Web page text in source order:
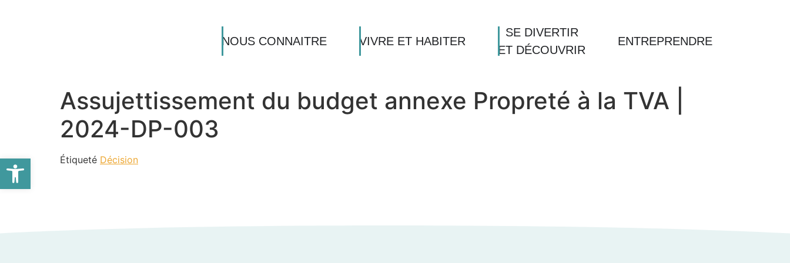
NOUS CONNAITRE VIVRE ET HABITER
SE DIVERTIR
ET DÉCOUVRIR
ENTREPRENDRE
Assujettissement du budget annexe Propreté à la TVA |
2024-DP-003
Étiqueté Décision
Ouvrir la barre d’outils